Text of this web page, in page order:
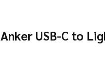
Anker USB-C to